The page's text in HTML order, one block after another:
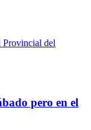
pero en el